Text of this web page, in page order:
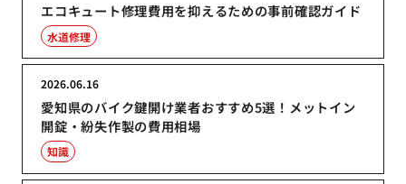
エコキュート修理費用を抑えるための事前確認ガイド
水道修理
愛知県のバイク鍵開け業者おすすめ5選！メットイン
開錠・紛失作製の費用相場
2026.06.16
知識